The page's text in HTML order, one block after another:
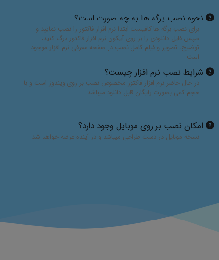
نحوه نصب برگه ها به چه صورت است؟
برای نصب برگه ها کافیست ابتدا نرم افزار فاکتور را نصب نمایید و
سپس فایل دانلودی را بر روی آیکون نرم افزار فاکتور درگ کنید،
توضیح، تصویر و فیلم کامل نصب در صفحه معرفی نرم افزار موجود
است
شرایط نصب نرم افزار چیست؟
در حال حاضر نرم افزار فاکتور مخصوص نصب بر روی ویندوز است و با
حجم کمی بصورت رایگان قابل دانلود میباشد
امکان نصب بر روی موبایل وجود دارد؟
نسخه موبایل در دست طراحی میباشد و در آینده عرضه خواهد شد